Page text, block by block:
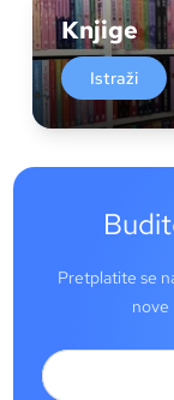
Knjige
Istraži
Pretplatite se
nove